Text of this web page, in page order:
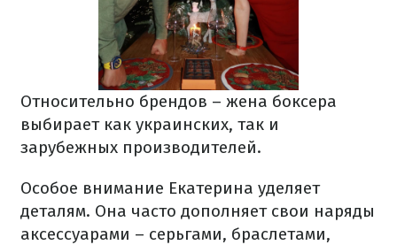
Относительно брендов – жена боксера
выбирает как украинских, так и
зарубежных производителей.
Особое внимание Екатерина уделяет
деталям. Она часто дополняет свои наряды
аксессуарами – серьгами, браслетами,